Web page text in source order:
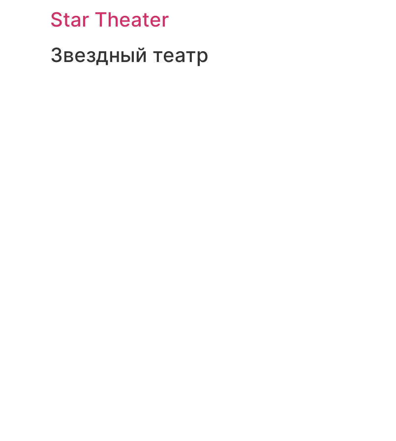
Star Theater
Звездный театр